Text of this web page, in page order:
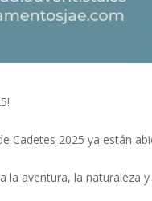
Cadetes 2025 ya están
la aventura, la naturaleza